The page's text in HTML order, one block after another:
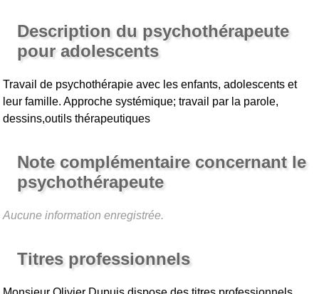
Description du psychothérapeute
pour adolescents
Travail de psychothérapie avec les enfants, adolescents et
leur famille. Approche systémique; travail par la parole,
dessins,outils thérapeutiques
Note complémentaire concernant le
psychothérapeute
Aucune information enregistrée.
Titres professionnels